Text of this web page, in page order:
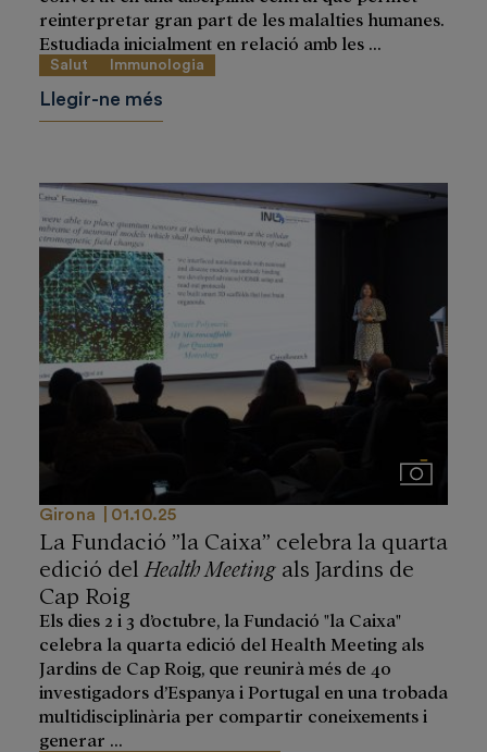
reinterpretar gran part de les malalties humanes.
Estudiada inicialment en relació amb les ...
Salut Immunologia
Llegir-ne més
Imágenes
Girona 01.10.25
La Fundació ”la Caixa” celebra la quarta
edició del Health Meeting als Jardins de
Cap Roig
Els dies 2 i 3 d’octubre, la Fundació "la Caixa"
celebra la quarta edició del Health Meeting als
Jardins de Cap Roig, que reunirà més de 40
investigadors d’Espanya i Portugal en una trobada
multidisciplinària per compartir coneixements i
generar ...